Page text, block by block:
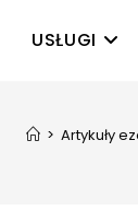
USŁUGI
> Artykuły